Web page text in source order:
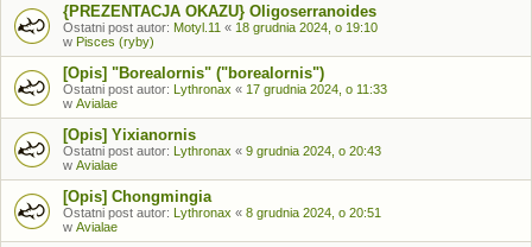
{PREZENTACJA OKAZU} Oligoserranoides
Ostatni post autor: Motyl.11 « 18 grudnia 2024, o 19:10
w Pisces (ryby)
[Opis] "Borealornis" ("borealornis")
Ostatni post autor: Lythronax « 17 grudnia 2024, o 11:33
w Avialae
[Opis] Yixianornis
Ostatni post autor: Lythronax « 9 grudnia 2024, o 20:43
w Avialae
[Opis] Chongmingia
Ostatni post autor: Lythronax « 8 grudnia 2024, o 20:51
w Avialae